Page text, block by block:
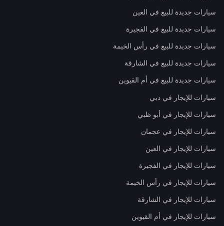
سيارات جديدة للبيع في العين
سيارات جديدة للبيع في الفجيرة
سيارات جديدة للبيع في رأس الخيمة
سيارات جديدة للبيع في الشارقة
سيارات جديدة للبيع في أم القيوين
سيارات للإيجار في دبي
سيارات للإيجار في أبو ظبي
سيارات للإيجار في عجمان
سيارات للإيجار في العين
سيارات للإيجار في الفجيرة
سيارات للإيجار في رأس الخيمة
سيارات للإيجار في الشارقة
سيارات للإيجار في أم القيوين